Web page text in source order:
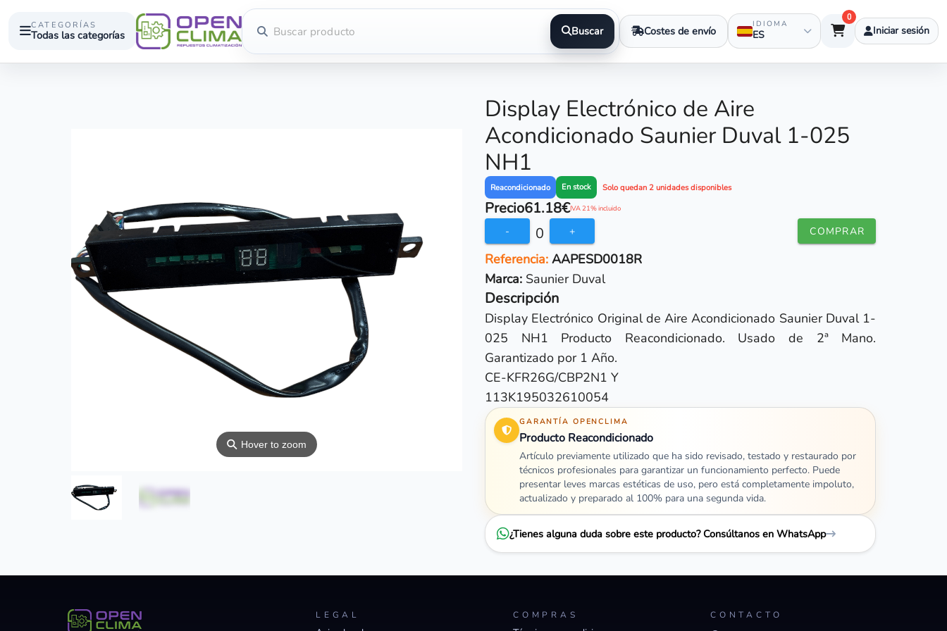
CATEGORÍAS
Todas las categorías Buscar Costes de envío IDIOMA
ES
0
Iniciar sesión
⚲ Hover to zoom
Display Electrónico de Aire
Acondicionado Saunier Duval 1-025
NH1
Reacondicionado En stock Solo quedan 2 unidades disponibles
Precio61.18€IVA 21% incluido
- 0 + COMPRAR
Referencia:AAPESD0018R
Marca: Saunier Duval
Descripción
Display Electrónico Original de Aire Acondicionado Saunier Duval 1-
025 NH1 Producto Reacondicionado. Usado de 2ª Mano.
Garantizado por 1 Año.
CE-KFR26G/CBP2N1 Y
113K195032610054
GARANTÍA OPENCLIMA
Producto Reacondicionado
Artículo previamente utilizado que ha sido revisado, testado y restaurado por
técnicos profesionales para garantizar un funcionamiento perfecto. Puede
presentar leves marcas estéticas de uso, pero está completamente impoluto,
actualizado y preparado al 100% para una segunda vida.
¿Tienes alguna duda sobre este producto? Consúltanos en WhatsApp
LEGAL COMPRAS CONTACTO